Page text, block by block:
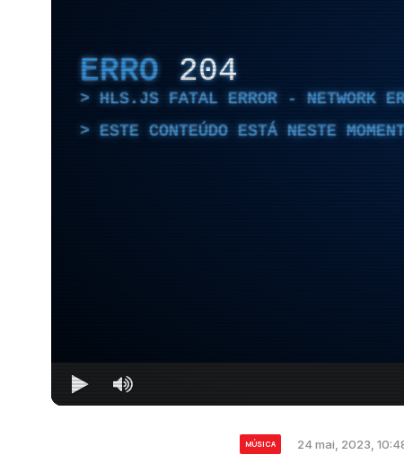
ERRO 204
HLS.JS FATAL ERROR - NETWORK
ESTE CONTEÚDO ESTÁ NESTE
MÚSICA 24 mai, 2023,